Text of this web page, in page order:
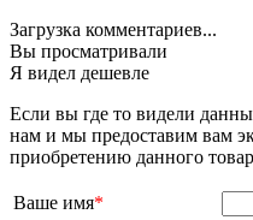
Загрузка комментариев...
Вы просматривали
Я видел дешевле
Если вы где то видели
нам и мы предоставим вам
приобретению данного
Ваше имя*